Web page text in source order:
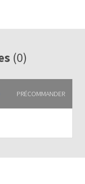
(0)
PRÉCOMMANDER